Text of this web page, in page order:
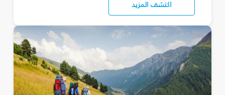
اكتشف المزيد